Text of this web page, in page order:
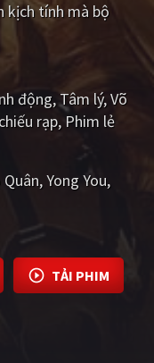
kịch tính mà bộ
động Tâm lý Võ
rạp Phim lẻ
Quân Yong You
TẢI PHIM